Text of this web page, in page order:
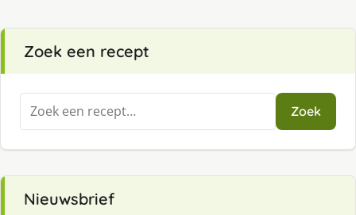
Zoek een recept
Zoeken
naar:
Zoek
Nieuwsbrief